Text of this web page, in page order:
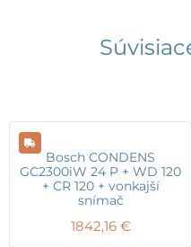
Bosch CONDENS
GC2300iW 24 P + WD 120
+ CR 120 + vonkajší
snímač
1842,16 €